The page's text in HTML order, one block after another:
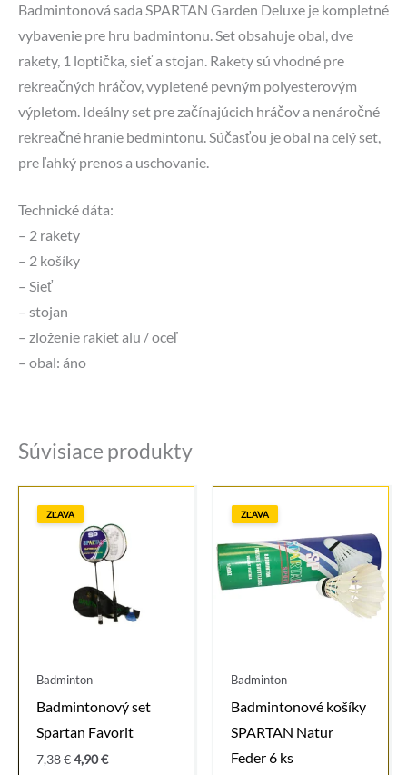
Badmintonová sada SPARTAN Garden Deluxe je kompletné
vybavenie pre hru badmintonu. Set obsahuje obal, dve
rakety, 1 loptička, sieť a stojan. Rakety sú vhodné pre
rekreačných hráčov, vypletené pevným polyesterovým
výpletom. Ideálny set pre začínajúcich hráčov a nenáročné
rekreačné hranie bedmintonu. Súčasťou je obal na celý set,
pre ľahký prenos a uschovanie.
Technické dáta:
– 2 rakety
– 2 košíky
– Sieť
– stojan
– zloženie rakiet alu / oceľ
– obal: áno
Súvisiace produkty
ZĽAVA
Badminton
Badmintonový set
Spartan Favorit
7,38€ Pôvodná
4,90€Aktuálna
ZĽAVA
Badminton
Badmintonové košíky
SPARTAN Natur
Feder 6 ks